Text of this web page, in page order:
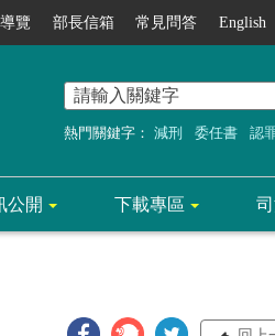
覽 部長信箱 常見問答 English
熱門關鍵字： 減刑 委任書 認
公開 下載專區